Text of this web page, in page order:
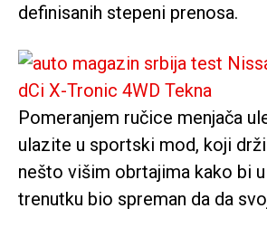
definisanih stepeni prenosa.
Pomeranjem ručice menjača
ulazite u sportski mod, koji
nešto višim obrtajima kako bi
trenutku bio spreman da da